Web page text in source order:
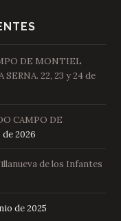
DE MONTIEL
22, 23 y 24 de
CAMPO DE
de 2026
de los Infantes
de 2025